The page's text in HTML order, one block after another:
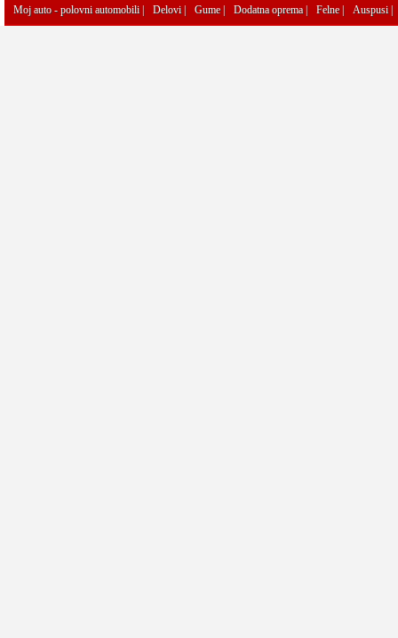
Moj auto - polovni automobili
Delovi Gume| Dodatna oprema| Felne| Auspusi